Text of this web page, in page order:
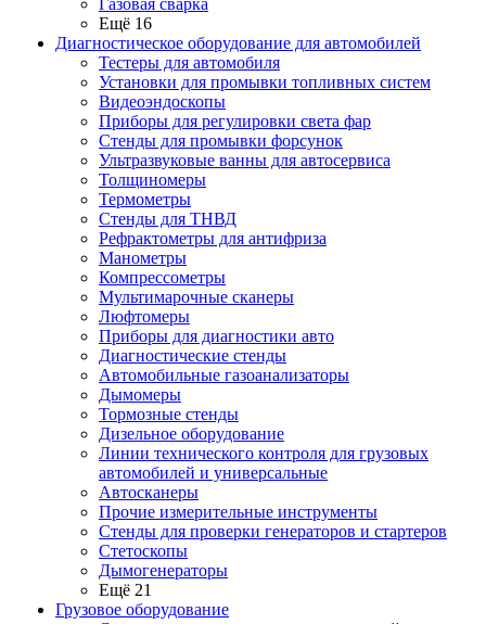
Газовая сварка
Ещё 16
Диагностическое оборудование для автомобилей
Тестеры для автомобиля
Установки для промывки топливных систем
Видеоэндоскопы
Приборы для регулировки света фар
Стенды для промывки форсунок
Ультразвуковые ванны для автосервиса
Толщиномеры
Термометры
Стенды для ТНВД
Рефрактометры для антифриза
Манометры
Компрессометры
Мультимарочные сканеры
Люфтомеры
Приборы для диагностики авто
Диагностические стенды
Автомобильные газоанализаторы
Дымомеры
Тормозные стенды
Дизельное оборудование
Линии технического контроля для грузовых
автомобилей и универсальные
Автосканеры
Прочие измерительные инструменты
Стенды для проверки генераторов и стартеров
Стетоскопы
Дымогенераторы
Ещё 21
Грузовое оборудование